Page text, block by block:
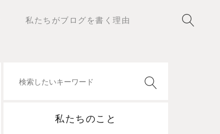
私たちがブログを書く理由
私たちのこと